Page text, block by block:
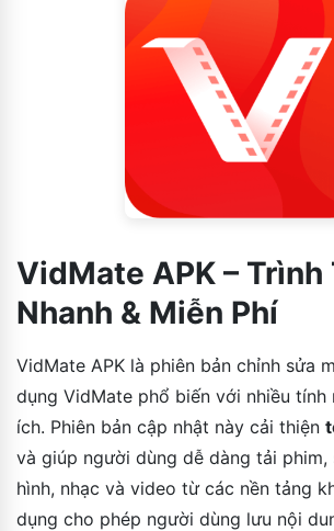
VidMate APK – Trình
Nhanh & Miễn Phí
VidMate APK là phiên bản chỉnh sửa
dụng VidMate phổ biến với nhiều tính
ích. Phiên bản cập nhật này cải thiện
và giúp người dùng dễ dàng tải phim,
hình, nhạc và video từ các nền tảng
dụng cho phép người dùng lưu nội